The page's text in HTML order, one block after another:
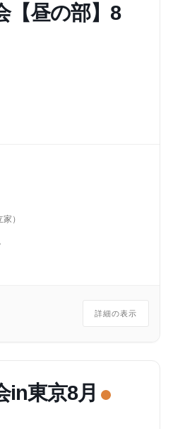
【昼の部】8
）
詳細の表示
in東京8月